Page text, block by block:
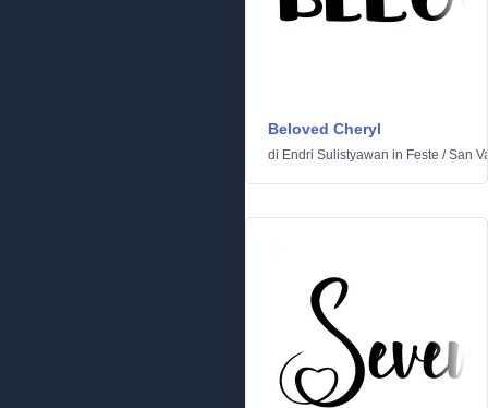
Beloved Cheryl
di Endri Sulistyawan in Feste /San